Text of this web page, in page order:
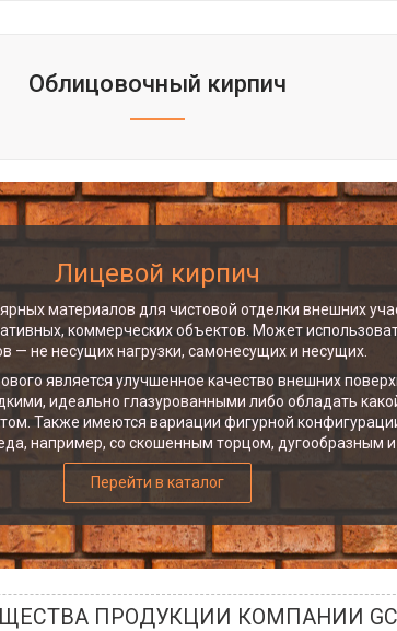
Облицовочный кирпич
Лицевой кирпич
материалов для чистовой отделки внешних
коммерческих объектов. Может
— не несущих нагрузки, самонесущих и несущих.
является улучшенное качество внешних
идеально глазурованными либо обладать
Также имеются вариации фигурной
например, со скошенным торцом, дугообразным и
Перейти в каталог
ПРОДУКЦИИ КОМПАНИИ